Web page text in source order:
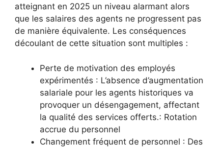
atteignant en 2025 un niveau alarmant alors
que les salaires des agents ne progressent pas
de manière équivalente. Les conséquences
découlant de cette situation sont multiples :
Perte de motivation des employés
expérimentés : L’absence d’augmentation
salariale pour les agents historiques va
provoquer un désengagement, affectant
la qualité des services offerts.: Rotation
accrue du personnel
Changement fréquent de personnel : Des